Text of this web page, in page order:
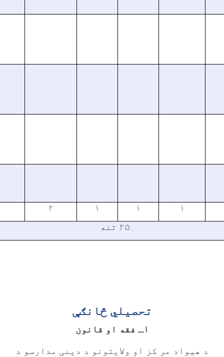
۲ ۱ ۱
۱
۲۵ تنه
تحصیلي څانګې
۱ـ فقه او قانون
د هیواد مر کز او ولایتونو د دینی مدارسو د